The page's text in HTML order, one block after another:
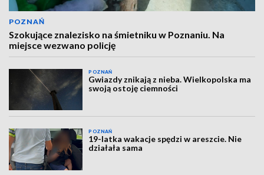
POZNAŃ
Szokujące znalezisko na śmietniku w Poznaniu. Na
miejsce wezwano policję
POZNAŃ
Gwiazdy znikają z nieba. Wielkopolska ma
swoją ostoję ciemności
POZNAŃ
19-latka wakacje spędzi w areszcie. Nie
działała sama